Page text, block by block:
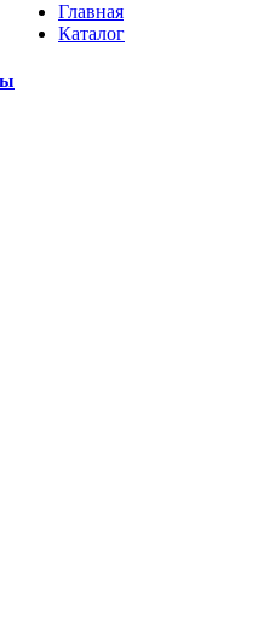
Главная
Каталог